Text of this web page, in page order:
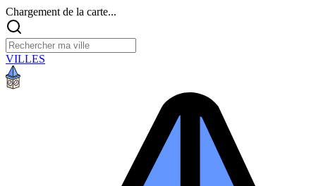
Chargement de la carte...
VILLES